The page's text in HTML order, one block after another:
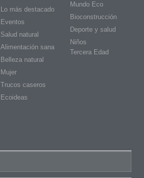
Lo más destacado
Eventos
Salud natural
Alimentación sana
Belleza natural
Mujer
Trucos caseros
Ecoideas
Mundo Eco
Bioconstrucción
Deporte y salud
Niños
Tercera Edad